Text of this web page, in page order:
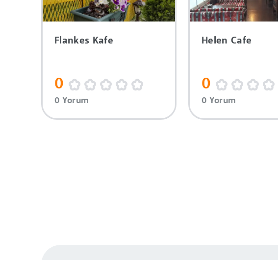
Flankes Kafe
0
0 Yorum
Helen Cafe
0
0 Yorum